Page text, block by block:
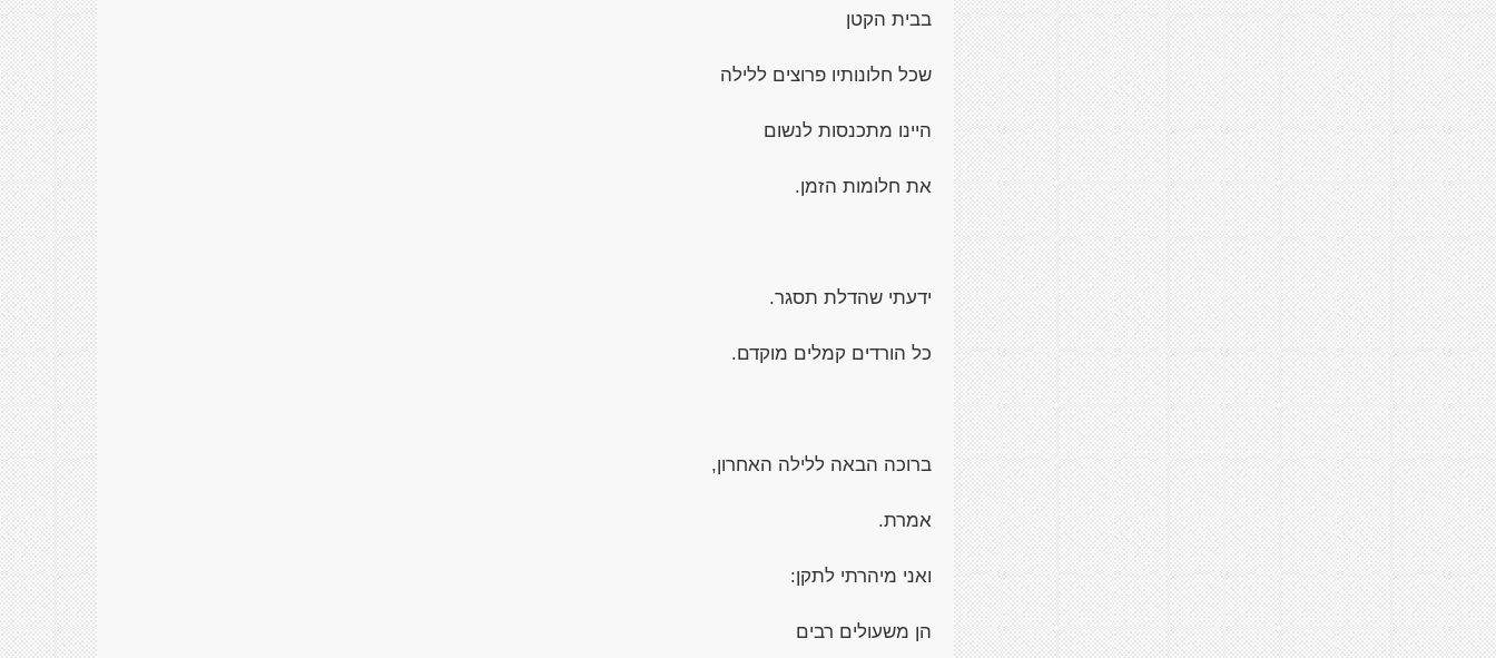
בבית הקטן
שכל חלונותיו פרוצים ללילה
היינו מתכנסות לנשום
את חלומות הזמן.
ידעתי שהדלת תסגר.
כל הורדים קמלים מוקדם.
ברוכה הבאה ללילה האחרון,
אמרת.
ואני מיהרתי לתקן:
הן משעולים רבים